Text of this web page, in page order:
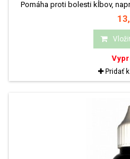
Pomáha proti bolesti kĺbov,
stabilitu. Potláča pocit
spojivových tkanív. Pomáha
i väzov, svalov a šliach.
stavebné
Pridať